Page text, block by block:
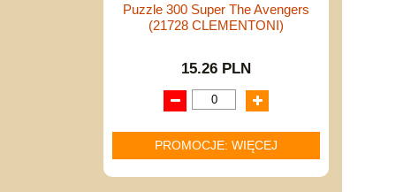
Puzzle 300 Super The Avengers
(21728 CLEMENTONI)
15.26 PLN
PROMOCJE: WIĘCEJ